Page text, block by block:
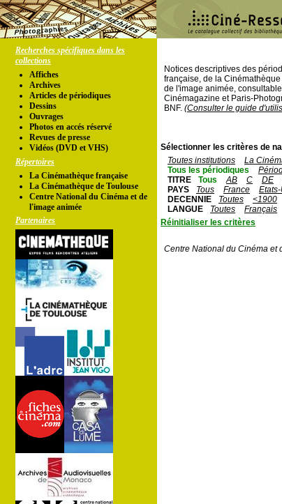
Recherches spécifiques dans les
collections
Affiches
Archives
Articles de périodiques
Dessins
Ouvrages
Photos en accés réservé
Revues de presse
Vidéos (DVD et VHS)
Répertoires
La Cinémathèque française
La Cinémathèque de Toulouse
Centre National du Cinéma et de
l'image animée
Partenaires
Notices descriptives des
française, de la
de l'image animée,
Cinémagazine et Paris-
BNF. (Consulter le guide
Sélectionner les critères de
Toutes institutions
La
Tous les périodiques
TITRE
Tous AB C DE
PAYS
Tous France
DECENNIE
Toutes <1900
LANGUE
Toutes Français
Réinitialiser les critères
Centre National du Cinéma et